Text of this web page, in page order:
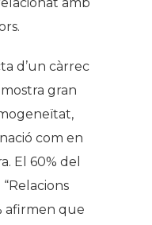
d’un càrrec
gran
com en
El 60% del
afirmen que